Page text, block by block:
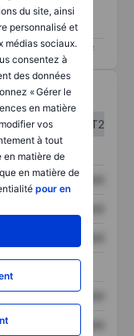
du site, ainsi
personnalisé et
médias sociaux.
consentez à
des données
« Gérer le
en matière
vos
à tout
en matière de
en matière de
pour en
anglais)
T1
T2
XXXXXXX
XXXXXXX